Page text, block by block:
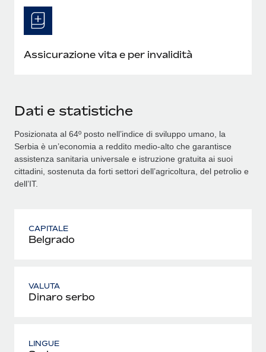
Assicurazione vita e per invalidità
Dati e statistiche
Posizionata al 64º posto nell’indice di sviluppo umano, la
Serbia è un’economia a reddito medio‑alto che garantisce
assistenza sanitaria universale e istruzione gratuita ai suoi
cittadini, sostenuta da forti settori dell’agricoltura, del petrolio e
dell’IT.
CAPITALE
Belgrado
VALUTA
Dinaro serbo
LINGUE